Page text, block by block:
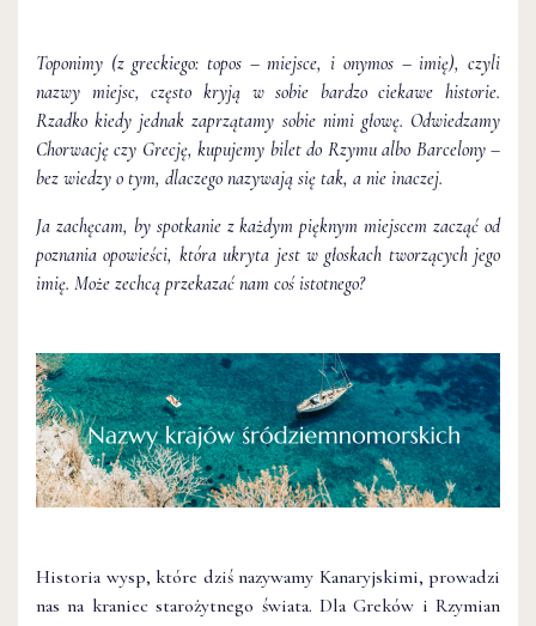
Toponimy (z greckiego: topos – miejsce, i onymos – imię), czyli
nazwy miejsc, często kryją w sobie bardzo ciekawe historie.
Rzadko kiedy jednak zaprzątamy sobie nimi głowę. Odwiedzamy
Chorwację czy Grecję, kupujemy bilet do Rzymu albo Barcelony –
bez wiedzy o tym, dlaczego nazywają się tak, a nie inaczej.
Ja zachęcam, by spotkanie z każdym pięknym miejscem zacząć od
poznania opowieści, która ukryta jest w głoskach tworzących jego
imię. Może zechcą przekazać nam coś istotnego?
Historia wysp, które dziś nazywamy Kanaryjskimi, prowadzi
nas na kraniec starożytnego świata. Dla Greków i Rzymian